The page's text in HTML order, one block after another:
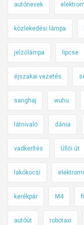
autónevek
közlekedési lámpa
jelzőlámpa lipcse
éjszakai vezetés
sanghaj wuhu
látnivaló dánia
vadkerítés Üllői út
lakókocsi
kerékpár M4
autóút robotaxi